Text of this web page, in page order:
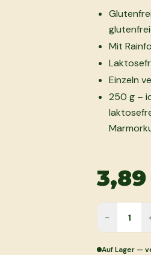
Mit
Einzeln
250 g –
−
Auf Lager —